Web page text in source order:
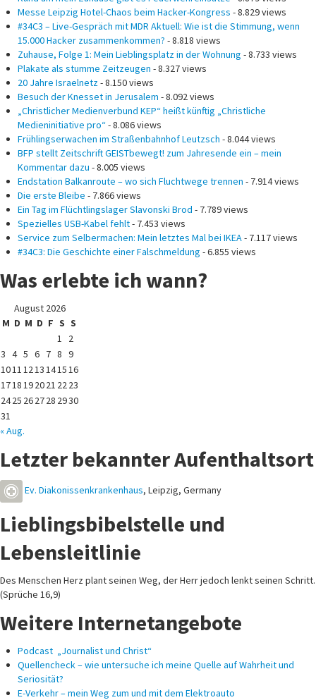
Messe Leipzig Hotel-Chaos beim Hacker-Kongress - 8.829 views
#34C3 – Live-Gespräch mit MDR Aktuell: Wie ist die Stimmung, wenn
15.000 Hacker zusammenkommen? - 8.818 views
Zuhause, Folge 1: Mein Lieblingsplatz in der Wohnung - 8.733 views
Plakate als stumme Zeitzeugen - 8.327 views
20 Jahre Israelnetz - 8.150 views
Besuch der Knesset in Jerusalem - 8.092 views
„Christlicher Medienverbund KEP“ heißt künftig „Christliche
Medieninitiative pro“- 8.086 views
Frühlingserwachen im Straßenbahnhof Leutzsch - 8.044 views
BFP stellt Zeitschrift GEISTbewegt! zum Jahresende ein – mein
Kommentar dazu - 8.005 views
Endstation Balkanroute – wo sich Fluchtwege trennen - 7.914 views
Die erste Bleibe - 7.866 views
Ein Tag im Flüchtlingslager Slavonski Brod - 7.789 views
Spezielles USB-Kabel fehlt- 7.453 views
Service zum Selbermachen: Mein letztes Mal bei IKEA - 7.117 views
#34C3: Die Geschichte einer Falschmeldung - 6.855 views
Was erlebte ich wann?
August 2026
M D M D F S S
1
2
3 4 5 6 7 8 9
1011 12 13 1415 16
1718 192021 22 23
2425 262728 2930
31
« Aug.
Letzter bekannter Aufenthaltsort
Ev. Diakonissenkrankenhaus, Leipzig, Germany
Lieblingsbibelstelle und
Lebensleitlinie
Des Menschen Herz plant seinen Weg, der Herr jedoch lenkt seinen Schritt.
(Sprüche 16,9)
Weitere Internetangebote
Podcast „Journalist und Christ“
Quellencheck – wie untersuche ich meine Quelle auf Wahrheit und
Seriosität?
E-Verkehr – mein Weg zum und mit dem Elektroauto